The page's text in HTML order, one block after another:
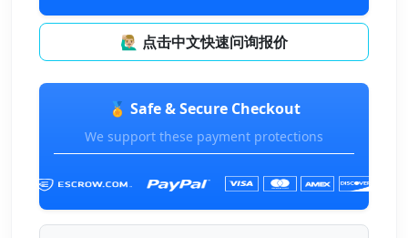
🙋🏼‍♂️ 点击中文快速问询报价
🏅 Safe & Secure Checkout
We support these payment protections